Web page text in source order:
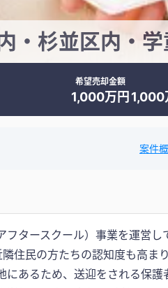
・杉並区内・
希望売却金額
1,000万円 1,000
案件
タースクール）事業を運営し
住民の方たちの認知度も高ま
にあるため、送迎をされる保